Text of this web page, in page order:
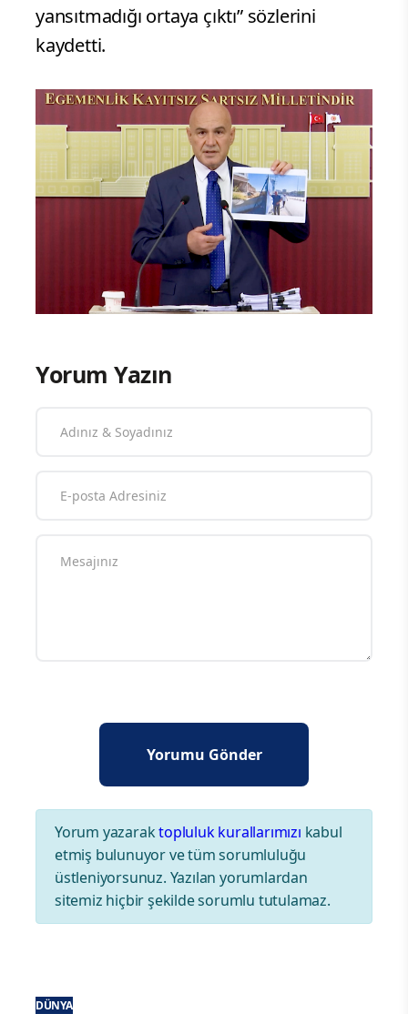
yansıtmadığı ortaya çıktı” sözlerini
kaydetti.
Yorum Yazın
Yorum yazaraktopluluk kurallarımızı kabul
etmiş bulunuyor ve tüm sorumluluğu
üstleniyorsunuz. Yazılan yorumlardan
sitemiz hiçbir şekilde sorumlu tutulamaz.
DÜNYA